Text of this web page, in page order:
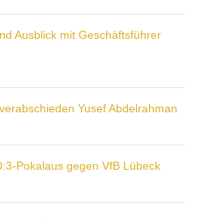
Ausblick mit Geschäftsführer
Yusef Abdelrahman
Pokalaus gegen VfB Lübeck